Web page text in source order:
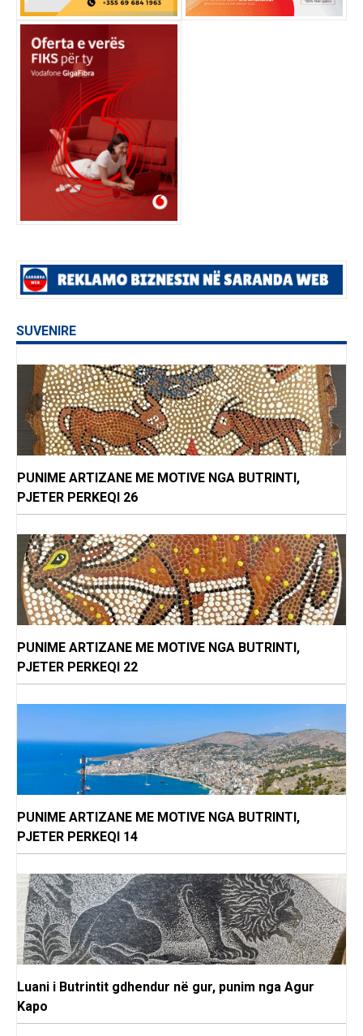
SUVENIRE
PUNIME ARTIZANE ME MOTIVE NGA BUTRINTI,
PJETER PERKEQI 26
PUNIME ARTIZANE ME MOTIVE NGA BUTRINTI,
PJETER PERKEQI 22
PUNIME ARTIZANE ME MOTIVE NGA BUTRINTI,
PJETER PERKEQI 14
Luani i Butrintit gdhendur në gur, punim nga Agur
Kapo